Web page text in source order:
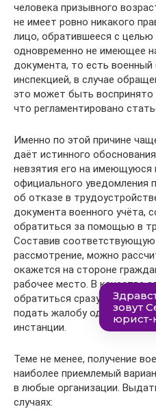
человека призывного
не имеет ровно никакого
лицо, обратившееся с целью
одновременно не имеющее
документа, то есть военный
инспекцией, в случае
это может быть воспринято
что регламентировано
Именно по этой причине
даёт истинного
невзятия его на имеющуюся
официального уведомления
об отказе в
документа военного учёта,
обратиться за помощью в
Составив соответствующую
рассмотрение, можно
окажется на стороне
рабочее место. В качестве
обратиться сразу в суд.
подать жалобу
инстанции.
Теме не менее, получение
наиболее приемлемый
в любые организации.
случаях: